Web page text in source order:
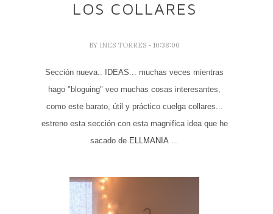
LOS COLLARES
BY INES TORRES - 10:38:00
Sección nueva.. IDEAS... muchas veces mientras
hago "bloguing" veo muchas cosas interesantes,
como este barato, útil y práctico cuelga collares...
estreno esta sección con esta magnifica idea que he
sacado de ELLMANIA